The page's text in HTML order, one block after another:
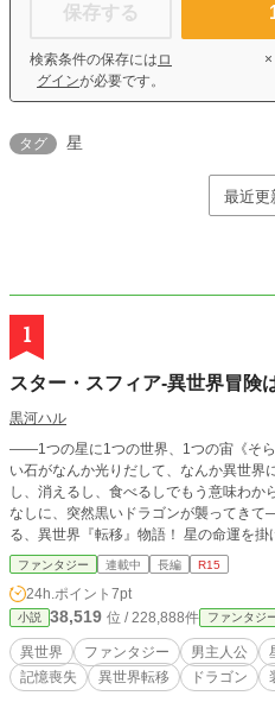
保存する
検索条件の保存には ロ
グインが必要です。
タグ 星
1
スター・スフィア-異世界冒険
黒河ハル
——1つの星に1つの世界、1つの宙《そら》に無数
い石がなんか光りだして、なんか異世界に飛ばされた…
し、消えるし、食べるしでもう意味わからん！ そんな俺の気持ちなど
なしに、突然黒いドラゴンが襲ってきて—— 不思議な力を持った宝石た
る、異世界『転移』物語！ 星の命運を掛
ファンタジー 連載中 長編 R15
24h.ポイント 7pt
小説 38,519 位 / 228,888件 ファンタジ
異世界 ファンタジー 男主人公
記憶喪失
異世界転移 ドラゴン